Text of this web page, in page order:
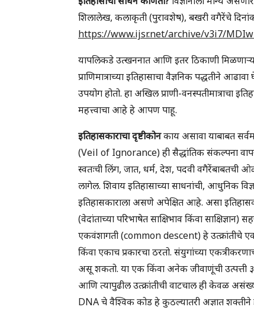
शिलालेख, कलाकृती (पुरावशेष), बखरी वगैरेंचे
https://www.ijsr.net/archive/v3i7/
यापलिकडे उत्खननात आणि इतर ठिकाणी
प्राणिमात्राच्या इतिहासाचा वैज्ञनिक पद्धतीने
उपयोग होतो. हा अखिल प्राणी-वनस्पतीमात्राचा
महत्त्वाचा आहे हे आपण पाहू.
इतिहासकाराचा दृष्टीकोनकाय असावा याबाबत
(Veil of Ignorance) ही सैद्धांतिक संकल्पना
स्वतःची लिंग, जात, धर्म, देश, पदवी वगैरेंबाबतची
लागेल. शिवाय इतिहासाच्या साधनांची, आधुनिक
इतिहासकाराला असणे अपेक्षित आहे. असा
(वेदांताच्या परिभाषेत साक्षिभाव किंवा
एकवंशागती (common descent) हे उत्क्रांतीचे
किंवा एकाच प्रकारचा ठरतो. संयुगांच्या
असू शकतो. या एक किंवा अनेक जीवाणूंची उत्पत्ती
आणि त्यापुढील उत्क्रांतीची वाटचाल ही केवळ
DNA चे वैश्विक कोड हे कुठल्यातरी अज्ञात